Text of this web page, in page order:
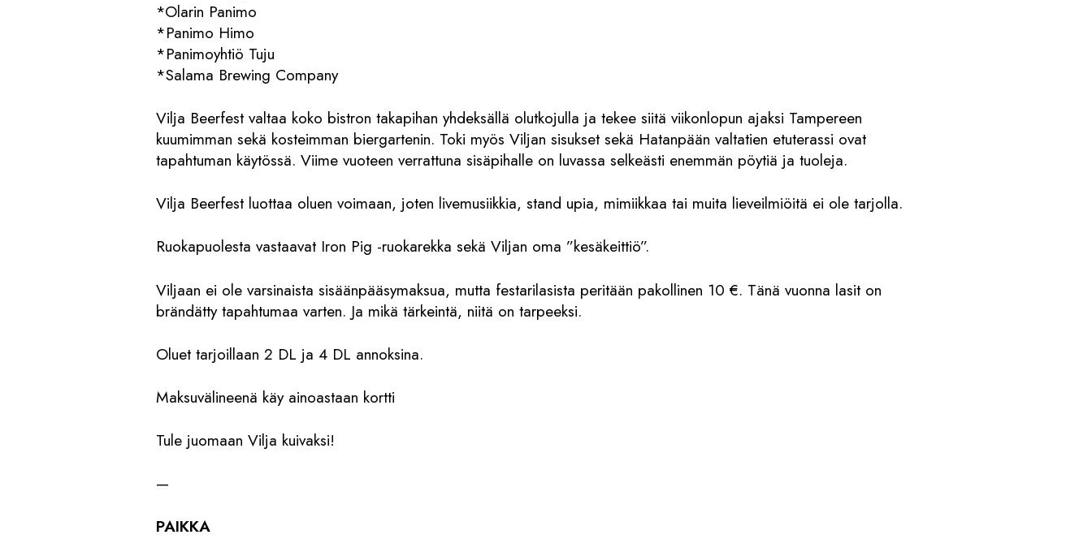
*Olarin Panimo
*Panimo Himo
*Panimoyhtiö Tuju
*Salama Brewing Company
Vilja Beerfest valtaa koko bistron takapihan yhdeksällä olutkojulla ja tekee siitä viikonlopun ajaksi Tampereen
kuumimman sekä kosteimman biergartenin. Toki myös Viljan sisukset sekä Hatanpään valtatien etuterassi ovat
tapahtuman käytössä. Viime vuoteen verrattuna sisäpihalle on luvassa selkeästi enemmän pöytiä ja tuoleja.
Vilja Beerfest luottaa oluen voimaan, joten livemusiikkia, stand upia, mimiikkaa tai muita lieveilmiöitä ei ole tarjolla.
Ruokapuolesta vastaavat Iron Pig -ruokarekka sekä Viljan oma ”kesäkeittiö”.
Viljaan ei ole varsinaista sisäänpääsymaksua, mutta festarilasista peritään pakollinen 10 €. Tänä vuonna lasit on
brändätty tapahtumaa varten. Ja mikä tärkeintä, niitä on tarpeeksi.
Oluet tarjoillaan 2 DL ja 4 DL annoksina.
Maksuvälineenä käy ainoastaan kortti
Tule juomaan Vilja kuivaksi!
—
PAIKKA